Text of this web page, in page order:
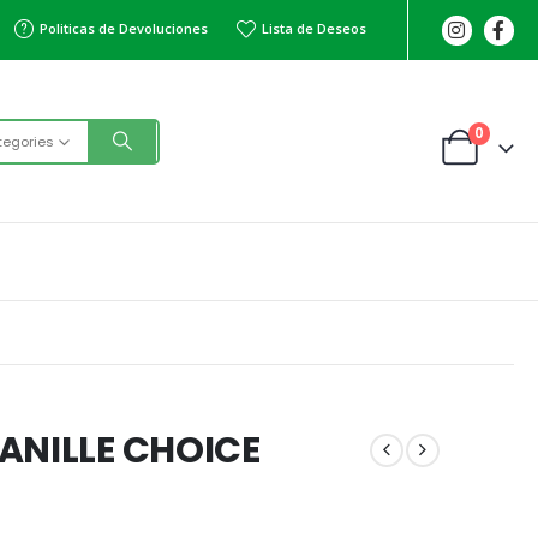
Politicas de Devoluciones Lista de Deseos
0
CHOICE